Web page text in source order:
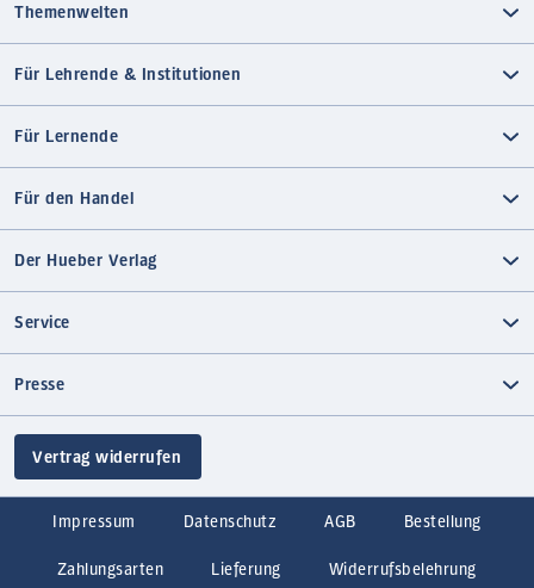
Themenwelten
Für Lehrende & Institutionen
Für Lernende
Für den Handel
Der Hueber Verlag
Service
Presse
Vertrag widerrufen
Impressum Datenschutz AGB Bestellung
Zahlungsarten Lieferung Widerrufsbelehrung